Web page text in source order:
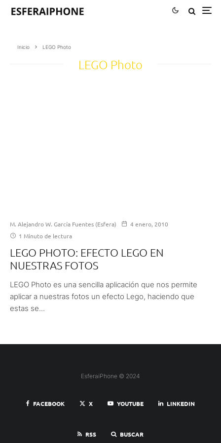
Inicio LEGO Photo
LEGO Photo
M. Alejandro W. García Fuentes (Esfera)
4 enero, 2010
1 Minuto de lectura
LEGO PHOTO: EFECTO LEGO EN
NUESTRAS FOTOS
LEGO Photo es una sencilla aplicación que nos permite
aplicar a nuestras fotos un efecto Lego, haciendo que
estas se...
EsferaiPhone © 2024
FACEBOOK X YOUTUBE LINKEDIN
RSS BUSCAR